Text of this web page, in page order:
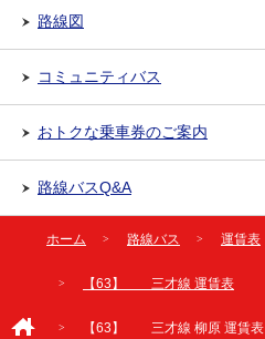
路線図
コミュニティバス
おトクな乗車券のご案内
路線バスQ&A
ホーム 路線バス 運賃表
【63】 三才線 運賃表
【63】 三才線 柳原 運賃表